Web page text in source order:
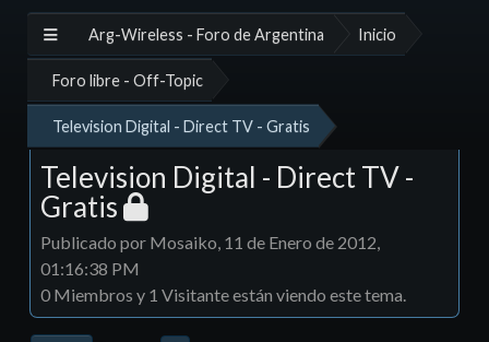
Arg-Wireless - Foro de Argentina Inicio
Foro libre - Off-Topic
Television Digital - Direct TV - Gratis
Television Digital - Direct TV -
Gratis
Publicado por Mosaiko, 11 de Enero de 2012,
01:16:38 PM
0 Miembros y 1 Visitante están viendo este tema.